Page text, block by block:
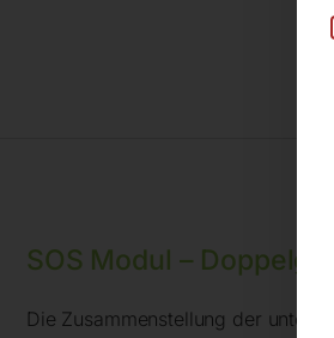
SOS Modul –
Die Zusammenstellung der